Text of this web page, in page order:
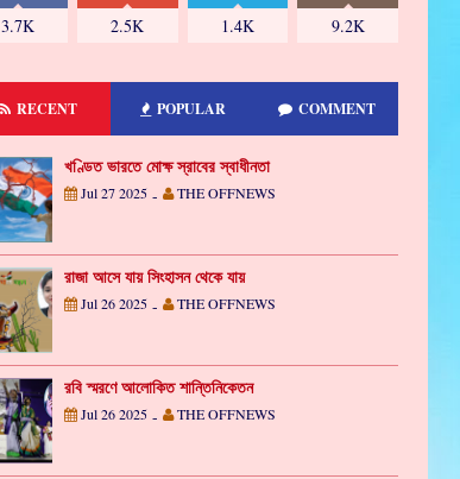
3.7K 2.5K 1.4K 9.2K
RECENT POPULAR COMMENT
খণ্ডিত ভারতে মোক্ষ স্রাবের স্বাধীনতা
Jul 27 2025 - THE OFFNEWS
রাজা আসে যায় সিংহাসন থেকে যায়
Jul 26 2025 - THE OFFNEWS
রবি স্মরণে আলোকিত শান্তিনিকেতন
Jul 26 2025 - THE OFFNEWS